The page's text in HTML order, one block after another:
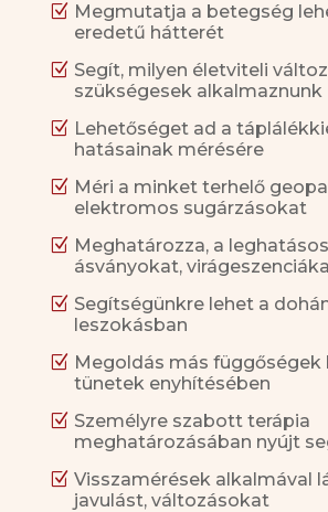
Z Megmutatja a betegség
eredetű hátterét
Z Segít, milyen életviteli
szükségesek alkalmaznunk
Z Lehetőséget ad a
hatásainak mérésére
Z Méri a minket terhelő
elektromos sugárzásokat
Z Meghatározza, a
ásványokat,
Z Segítségünkre lehet a
leszokásban
Z Megoldás más függőségek
tünetek enyhítésében
Z Személyre szabott terápia
meghatározásában nyújt
Z Visszamérések alkalmával
javulást, változásokat